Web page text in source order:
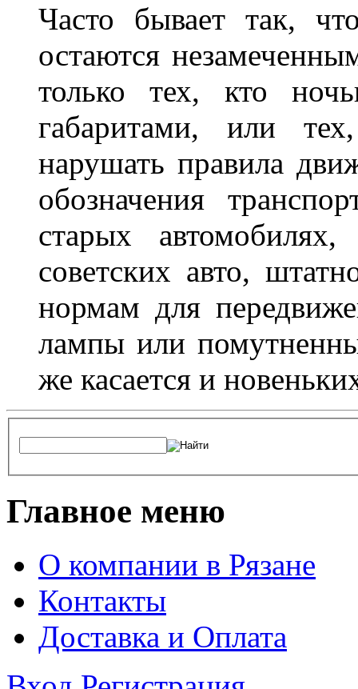
Часто бывает так,
остаются
только тех, кто
габаритами, или
нарушать правила
обозначения
старых
советских авто,
нормам для
лампы или
же касается и
Главное меню
О компании в Рязане
Контакты
Доставка и Оплата